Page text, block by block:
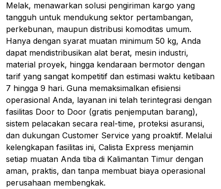
Melak, menawarkan solusi pengiriman kargo yang
tangguh untuk mendukung sektor pertambangan,
perkebunan, maupun distribusi komoditas umum.
Hanya dengan syarat muatan minimum 50 kg, Anda
dapat mendistribusikan alat berat, mesin industri,
material proyek, hingga kendaraan bermotor dengan
tarif yang sangat kompetitif dan estimasi waktu ketibaan
7 hingga 9 hari. Guna memaksimalkan efisiensi
operasional Anda, layanan ini telah terintegrasi dengan
fasilitas Door to Door (gratis penjemputan barang),
sistem pelacakan secara real-time, proteksi asuransi,
dan dukungan Customer Service yang proaktif. Melalui
kelengkapan fasilitas ini, Calista Express menjamin
setiap muatan Anda tiba di Kalimantan Timur dengan
aman, praktis, dan tanpa membuat biaya operasional
perusahaan membengkak.